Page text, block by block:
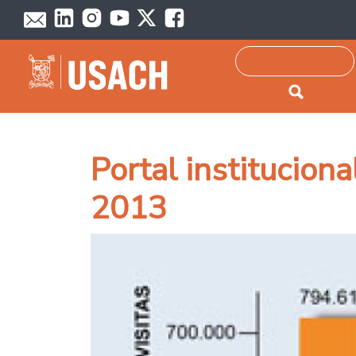
Passar para o conteúdo principal
Pesquisar
Portal
2013